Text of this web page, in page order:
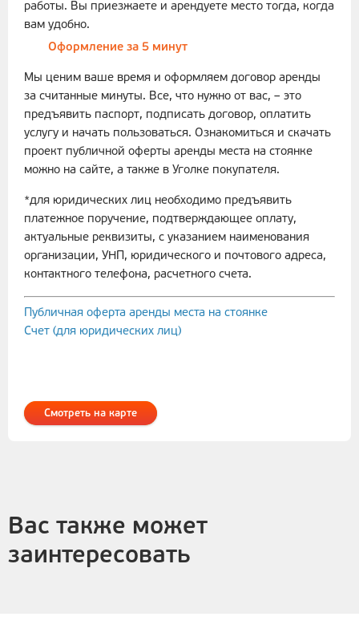
работы. Вы приезжаете и арендуете место тогда, когда
вам удобно.
Оформление за 5 минут
Мы ценим ваше время и оформляем договор аренды
за считанные минуты. Все, что нужно от вас, – это
предъявить паспорт, подписать договор, оплатить
услугу и начать пользоваться. Ознакомиться и скачать
проект публичной оферты аренды места на стоянке
можно на сайте, а также в Уголке покупателя.
*для юридических лиц необходимо предъявить
платежное поручение, подтверждающее оплату,
актуальные реквизиты, с указанием наименования
организации, УНП, юридического и почтового адреса,
контактного телефона, расчетного счета.
Публичная оферта аренды места на стоянке
Счет (для юридических лиц)
Смотреть на карте
Вас также может
заинтересовать